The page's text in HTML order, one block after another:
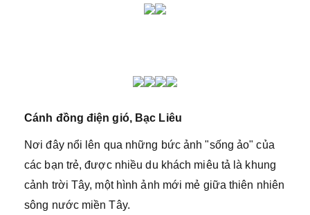
Cánh đồng điện gió, Bạc Liêu
Nơi đây nổi lên qua những bức ảnh "sống ảo" của
các bạn trẻ, được nhiều du khách miêu tả là khung
cảnh trời Tây, một hình ảnh mới mẻ giữa thiên nhiên
sông nước miền Tây.